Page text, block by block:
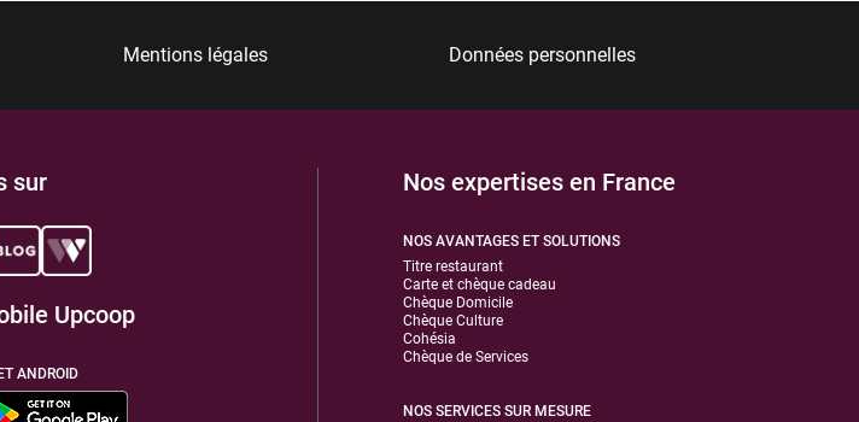
Mentions légales Données personnelles
sur
Upcoop
ANDROID
Nos expertises en France
NOS AVANTAGES ET SOLUTIONS
Titre restaurant
Carte et chèque cadeau
Chèque Domicile
Chèque Culture
Cohésia
Chèque de Services
NOS SERVICES SUR MESURE